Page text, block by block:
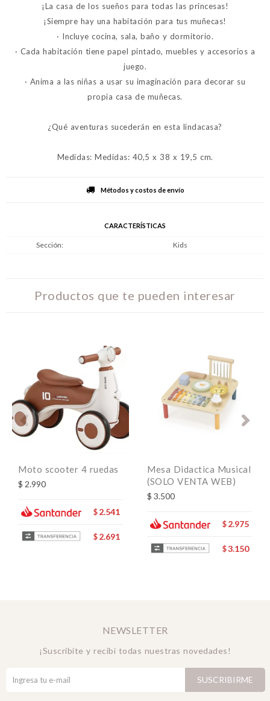
¡La casa de los sueños para todas las princesas!
¡Siempre hay una habitación para tus muñecas!
· Incluye cocina, sala, baño y dormitorio.
· Cada habitación tiene papel pintado, muebles y accesorios a
juego.
· Anima a las niñas a usar su imaginación para decorar su
propia casa de muñecas.
¿Qué aventuras sucederán en esta lindacasa?
Medidas: Medidas: 40,5 x 38 x 19,5 cm.
Métodos y costos de envío
CARACTERÍSTICAS
Sección Kids
Productos que te pueden interesar
Moto scooter 4 ruedas
$ 2.990
$ 2.541
$ 2.691
Mesa Didactica Musical
(SOLO VENTA WEB)
$ 3.500
$ 2.975
$3.150
NEWSLETTER
¡Suscribite y recibí todas nuestras novedades!
SUSCRIBIRME